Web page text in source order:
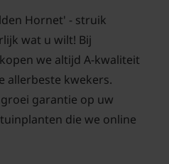
Hornet' - struik
wat u wilt! Bij
we altijd A-kwaliteit
allerbeste kwekers.
garantie op uw
die we online